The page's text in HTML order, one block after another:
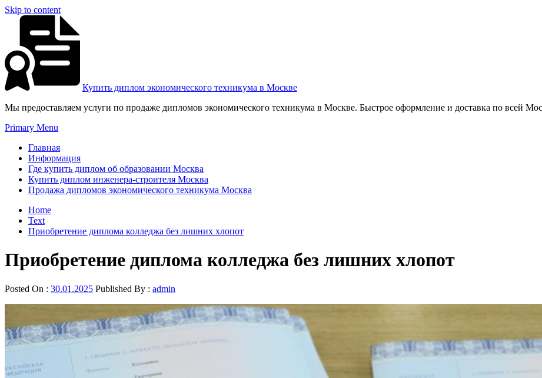
Skip to content
Купить диплом экономического техникума в Москве
Мы предоставляем услуги по продаже дипломов экономического техникума в Москве. Быстрое оформление и доставка по всей
Primary Menu
Главная
Информация
Где купить диплом об образовании Москва
Купить диплом инженера-строителя Москва
Продажа дипломов экономического техникума Москва
Home
Text
Приобретение диплома колледжа без лишних хлопот
Приобретение диплома колледжа без лишних хлопот
Posted On : 30.01.2025 Published By : admin